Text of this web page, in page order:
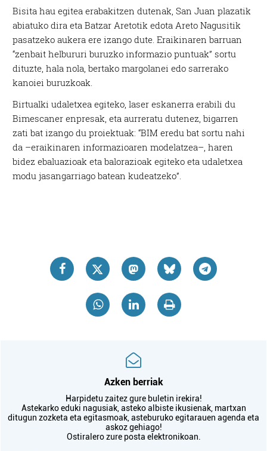
Bisita hau egitea erabakitzen dutenak, San Juan plazatik
abiatuko dira eta Batzar Aretotik edota Areto Nagusitik
pasatzeko aukera ere izango dute. Eraikinaren barruan
“zenbait helbururi buruzko informazio puntuak” sortu
dituzte, hala nola, bertako margolanei edo sarrerako
kanoiei buruzkoak.
Birtualki udaletxea egiteko, laser eskanerra erabili du
Bimescaner enpresak, eta aurreratu dutenez, bigarren
zati bat izango du proiektuak: “BIM eredu bat sortu nahi
da –eraikinaren informazioaren modelatzea–, haren
bidez ebaluazioak eta balorazioak egiteko eta udaletxea
modu jasangarriago batean kudeatzeko”.
Azken berriak
Harpidetu zaitez gure buletin irekira!
Astekarko eduki nagusiak, asteko albiste ikusienak, martxan
ditugun zozketa eta egitasmoak, asteburuko egitarauen agenda eta
askoz gehiago!
Ostiralero zure posta elektronikoan.